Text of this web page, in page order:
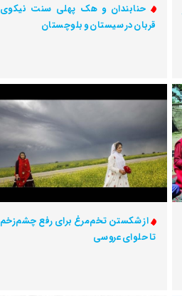
حنابندان و هک پهلی سنت‌ نیکوی
قربان در سیستان و بلوچستان
از شکستن تخم‌مرغ برای رفع چشم‌زخم
تا حلوای عروسی